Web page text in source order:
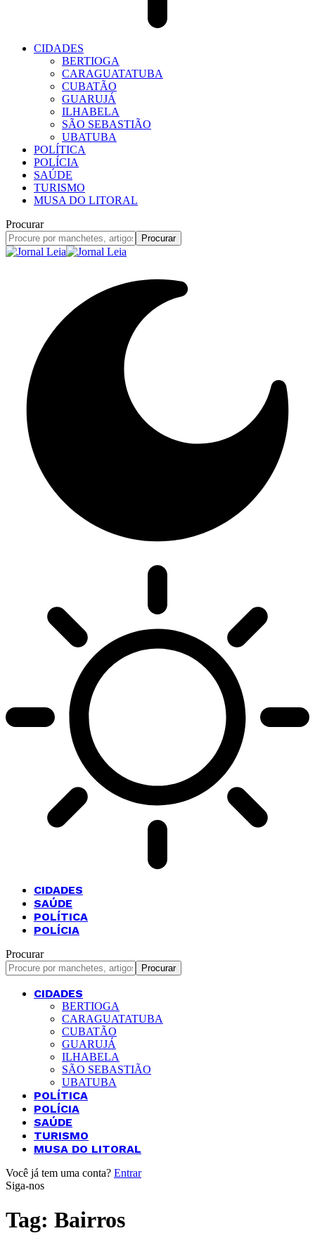
CIDADES
BERTIOGA
CARAGUATATUBA
CUBATÃO
GUARUJÁ
ILHABELA
SÃO SEBASTIÃO
UBATUBA
POLÍTICA
POLÍCIA
SAÚDE
TURISMO
MUSA DO LITORAL
Procurar
CIDADES
SAÚDE
POLÍTICA
POLÍCIA
Procurar
CIDADES
BERTIOGA
CARAGUATATUBA
CUBATÃO
GUARUJÁ
ILHABELA
SÃO SEBASTIÃO
UBATUBA
POLÍTICA
POLÍCIA
SAÚDE
TURISMO
MUSA DO LITORAL
Você já tem uma conta? Entrar
Siga-nos
Tag: Bairros